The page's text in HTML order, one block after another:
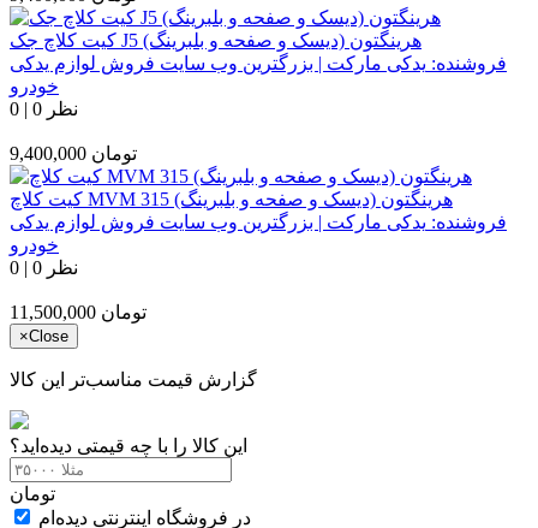
کیت کلاچ جک J5 هرینگتون (دیسک و صفحه و بلبرینگ)
فروشنده: یدکی مارکت | بزرگترین وب سایت فروش لوازم یدکی
خودرو
0 | 0 نظر
9,400,000 تومان
کیت کلاچ MVM 315 هرینگتون (دیسک و صفحه و بلبرینگ)
فروشنده: یدکی مارکت | بزرگترین وب سایت فروش لوازم یدکی
خودرو
0 | 0 نظر
11,500,000 تومان
×Close
گزارش قیمت مناسب‌تر این کالا
این کالا را با چه قیمتی دیده‌اید؟
تومان
در فروشگاه اینترنتی دیده‌ام